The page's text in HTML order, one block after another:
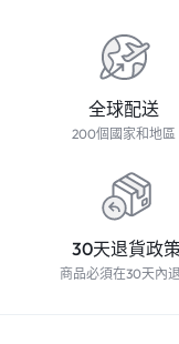
全球配送
200個國家和地區
30天退貨政策
商品必須在30天內